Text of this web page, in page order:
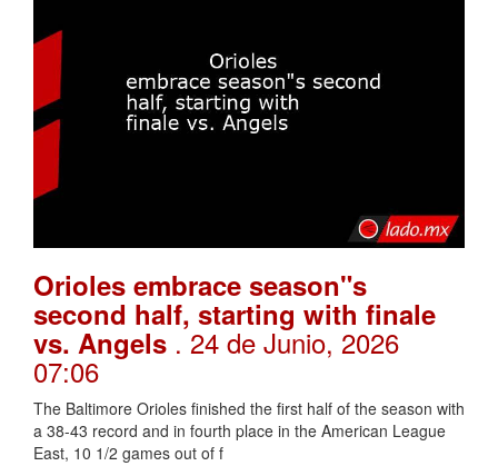
Orioles embrace season"s
second half, starting with finale
vs. Angels . 24 de Junio, 2026
07:06
The Baltimore Orioles finished the first half of the season with
a 38-43 record and in fourth place in the American League
East, 10 1/2 games out of f